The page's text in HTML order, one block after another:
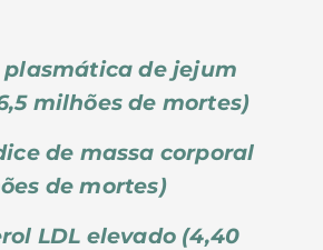
plasmática de jejum
milhões de mortes)
de massa corporal
de mortes)
LDL elevado (4,40